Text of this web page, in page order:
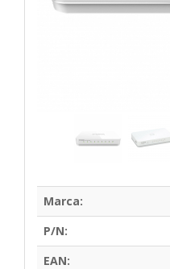
Marca:
P/N:
EAN: